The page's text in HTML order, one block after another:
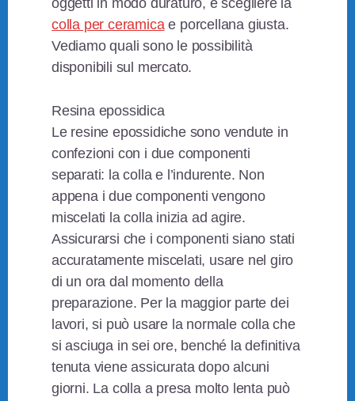
oggetti in modo duraturo, è scegliere la
colla per ceramicae porcellana giusta.
Vediamo quali sono le possibilità
disponibili sul mercato.
Resina epossidica
Le resine epossidiche sono vendute in
confezioni con i due componenti
separati: la colla e l’indurente. Non
appena i due componenti vengono
miscelati la colla inizia ad agire.
Assicurarsi che i componenti siano stati
accuratamente miscelati, usare nel giro
di un ora dal momento della
preparazione. Per la maggior parte dei
lavori, si può usare la normale colla che
si asciuga in sei ore, benché la definitiva
tenuta viene assicurata dopo alcuni
giorni. La colla a presa molto lenta può